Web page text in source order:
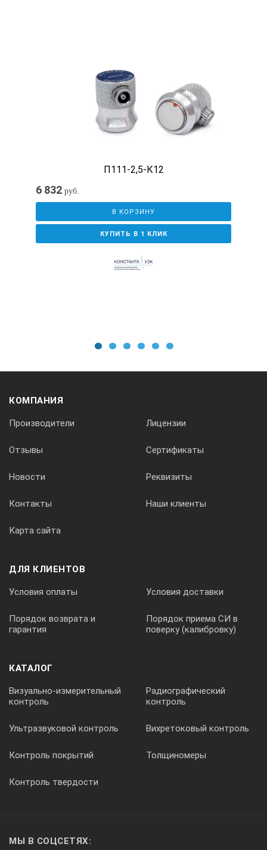
П111-2,5-К12
6 832 руб.
В КОРЗИНУ
КУПИТЬ В 1 КЛИК
КОМПАНИЯ
Производители Лицензии
Отзывы Сертификаты
Новости Реквизиты
Контакты Наши клиенты
Карта сайта
ДЛЯ КЛИЕНТОВ
Условия оплаты Условия доставки
Порядок возврата и
гарантия
Порядок приема СИ в
поверку (калибровку)
КАТАЛОГ
Визуально-измерительный
контроль
Радиографический
контроль
Ультразвуковой контроль Вихретоковый контроль
Контроль покрытий Толщиномеры
Контроль твердости
МЫ В СОЦСЕТЯХ: